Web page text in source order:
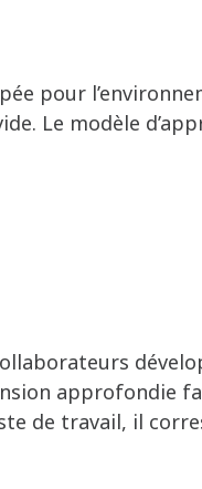
pour
Le modèle
approfondie
de travail, il